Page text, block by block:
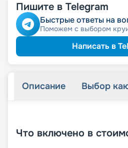
Пишите в Telegram
Быстрые ответы на
Поможем с выбором
Написать в
Описание Выбор
Что включено в